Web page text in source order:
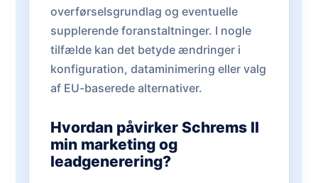
overførselsgrundlag og eventuelle
supplerende foranstaltninger. I nogle
tilfælde kan det betyde ændringer i
konfiguration, dataminimering eller valg
af EU-baserede alternativer.
Hvordan påvirker Schrems II
min marketing og
leadgenerering?